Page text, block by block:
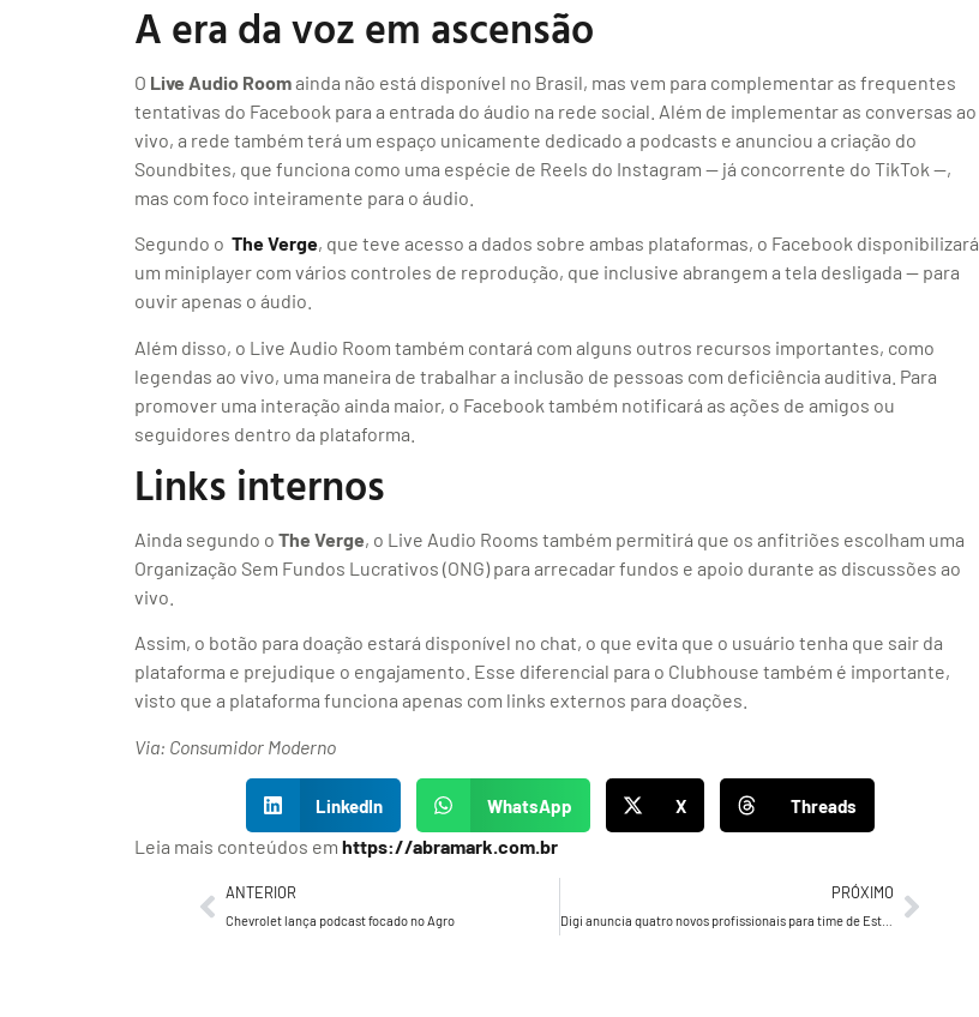
A era da voz em ascensão
O Live Audio Roomainda não está disponível no Brasil, mas vem para complementar as frequentes
tentativas do Facebook para a entrada do áudio na rede social. Além de implementar as conversas ao
vivo, a rede também terá um espaço unicamente dedicado a podcasts e anunciou a criação do
Soundbites, que funciona como uma espécie de Reels do Instagram — já concorrente do TikTok —,
mas com foco inteiramente para o áudio.
Segundo o The Verge, que teve acesso a dados sobre ambas plataformas, o Facebook disponibilizará
um miniplayer com vários controles de reprodução, que inclusive abrangem a tela desligada — para
ouvir apenas o áudio.
Além disso, o Live Audio Room também contará com alguns outros recursos importantes, como
legendas ao vivo, uma maneira de trabalhar a inclusão de pessoas com deficiência auditiva. Para
promover uma interação ainda maior, o Facebook também notificará as ações de amigos ou
seguidores dentro da plataforma.
Links internos
Ainda segundo o The Verge, o Live Audio Rooms também permitirá que os anfitriões escolham uma
Organização Sem Fundos Lucrativos (ONG) para arrecadar fundos e apoio durante as discussões ao
vivo.
Assim, o botão para doação estará disponível no chat, o que evita que o usuário tenha que sair da
plataforma e prejudique o engajamento. Esse diferencial para o Clubhouse também é importante,
visto que a plataforma funciona apenas com links externos para doações.
Via: Consumidor Moderno
LinkedIn WhatsApp X Threads
Leia mais conteúdos em https://abramark.com.br
ANTERIOR
Chevrolet lança podcast focado no Agro
PRÓXIMO